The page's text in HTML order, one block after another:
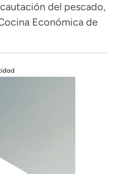
del pescado,
Económica de